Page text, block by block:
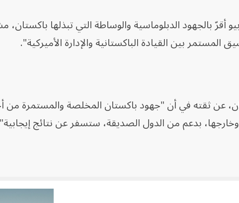
أقرّ بالجهود الدبلوماسية والوساطة التي تبذلها باكستان،
المستمر بين القيادة الباكستانية والإدارة الأميركية".
عن ثقته في أن "جهود باكستان المخلصة والمستمرة من
بدعم من الدول الصديقة، ستسفر عن نتائج